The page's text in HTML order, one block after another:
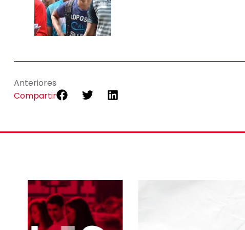
Anteriores
Compartir